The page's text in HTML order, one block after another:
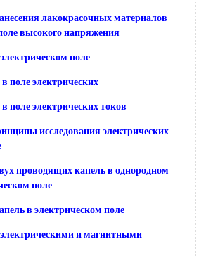
лакокрасочных материалов
высокого напряжения
поле
поле электрических
поле электрических токов
исследования электрических
проводящих капель в однородном
поле
в электрическом поле
электрическими и магнитными